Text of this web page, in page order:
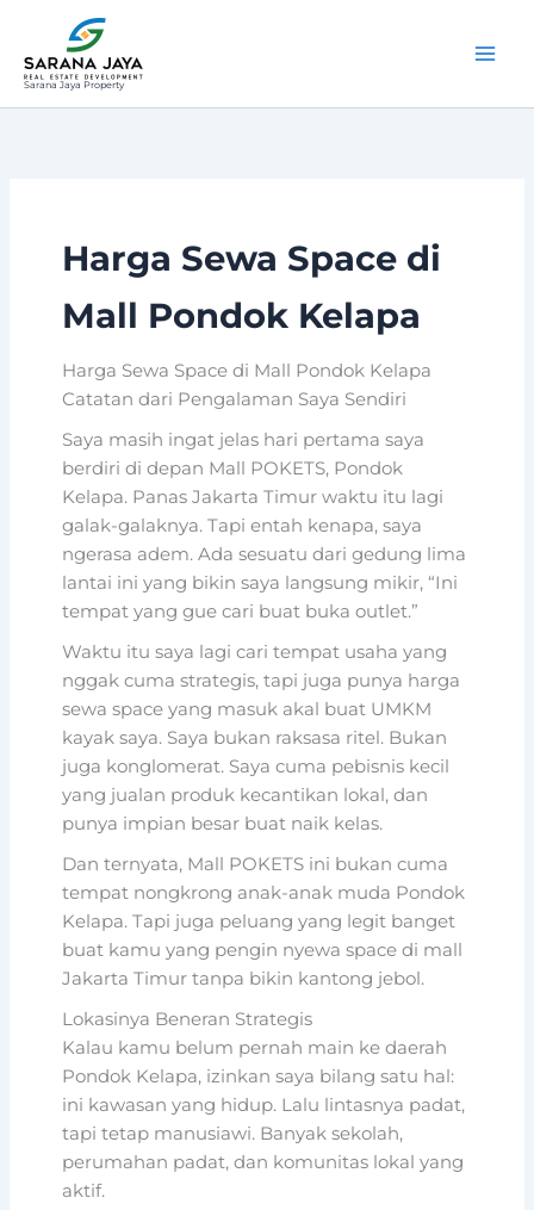
konten
Sarana Jaya Property
Harga Sewa Space di
Mall Pondok Kelapa
Harga Sewa Space di Mall Pondok Kelapa
Catatan dari Pengalaman Saya Sendiri
Saya masih ingat jelas hari pertama saya
berdiri di depan Mall POKETS, Pondok
Kelapa. Panas Jakarta Timur waktu itu lagi
galak-galaknya. Tapi entah kenapa, saya
ngerasa adem. Ada sesuatu dari gedung lima
lantai ini yang bikin saya langsung mikir, “Ini
tempat yang gue cari buat buka outlet.”
Waktu itu saya lagi cari tempat usaha yang
nggak cuma strategis, tapi juga punya harga
sewa space yang masuk akal buat UMKM
kayak saya. Saya bukan raksasa ritel. Bukan
juga konglomerat. Saya cuma pebisnis kecil
yang jualan produk kecantikan lokal, dan
punya impian besar buat naik kelas.
Dan ternyata, Mall POKETS ini bukan cuma
tempat nongkrong anak-anak muda Pondok
Kelapa. Tapi juga peluang yang legit banget
buat kamu yang pengin nyewa space di mall
Jakarta Timur tanpa bikin kantong jebol.
Lokasinya Beneran Strategis
Kalau kamu belum pernah main ke daerah
Pondok Kelapa, izinkan saya bilang satu hal:
ini kawasan yang hidup. Lalu lintasnya padat,
tapi tetap manusiawi. Banyak sekolah,
perumahan padat, dan komunitas lokal yang
aktif.